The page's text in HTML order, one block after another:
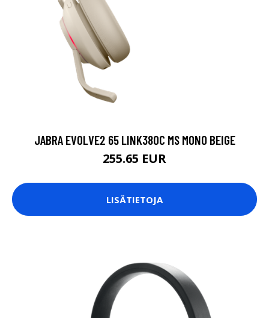
JABRA EVOLVE2 65 LINK380C MS MONO BEIGE
255.65 EUR
LISÄTIETOJA